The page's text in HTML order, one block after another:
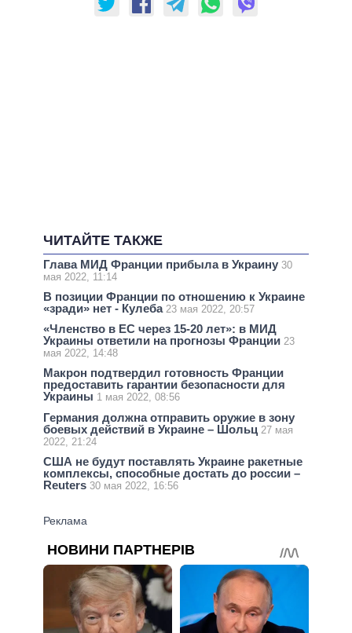
ЧИТАЙТЕ ТАКЖЕ
Глава МИД Франции прибыла в Украину 30
мая 2022, 11:14
В позиции Франции по отношению к Украине
«зради» нет - Кулеба 23 мая 2022, 20:57
«Членство в ЕС через 15-20 лет»: в МИД
Украины ответили на прогнозы Франции 23
мая 2022, 14:48
Макрон подтвердил готовность Франции
предоставить гарантии безопасности для
Украины 1 мая 2022, 08:56
Германия должна отправить оружие в зону
боевых действий в Украине – Шольц 27 мая
2022, 21:24
США не будут поставлять Украине ракетные
комплексы, способные достать до россии –
Reuters 30 мая 2022, 16:56